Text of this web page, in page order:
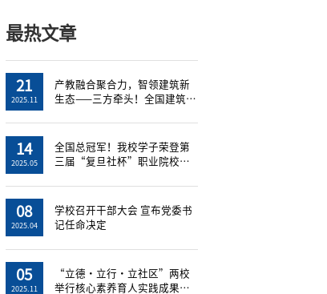
最热文章
21
2025.11
产教融合聚合力，智领建筑新
生态——三方牵头！全国建筑工
14
2025.05
全国总冠军！我校学子荣登第
三届“复旦社杯”职业院校英
08
2025.04
学校召开干部大会 宣布党委书
记任命决定
05
2025.11
“立德・立行・立社区”两校
举行核心素养育人实践成果展